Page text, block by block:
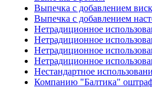
Выпечка с добавлением
Выпечка с добавлением
Нетрадиционное
Нетрадиционное
Нетрадиционное
Нетрадиционное
Нестандартное
Компанию "Балтика"